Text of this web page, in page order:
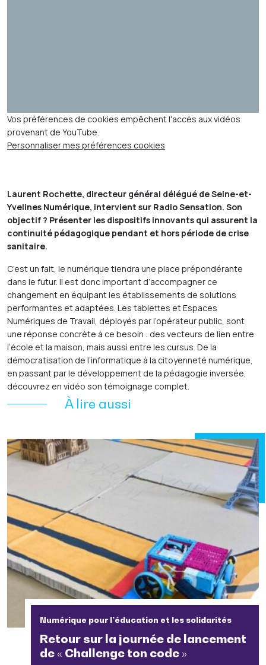
Vos préférences de cookies empêchent l'accès aux vidéos
provenant de YouTube.
Personnaliser mes préférences cookies
Laurent Rochette, directeur général délégué de Seine-et-
Yvelines Numérique, intervient sur Radio Sensation. Son
objectif ? Présenter les dispositifs innovants qui assurent la
continuité pédagogique pendant et hors période de crise
sanitaire.
C’est un fait, le numérique tiendra une place prépondérante
dans le futur. Il est donc important d’accompagner ce
changement en équipant les établissements de solutions
performantes et adaptées. Les tablettes et Espaces
Numériques de Travail, déployés par l’opérateur public, sont
une réponse concrète à ce besoin : des vecteurs de lien entre
l’école et la maison, mais aussi entre les cursus. De la
démocratisation de l’informatique à la citoyenneté numérique,
en passant par le développement de la pédagogie inversée,
découvrez en vidéo son témoignage complet.
À lire aussi
Numérique pour l’éducation et les solidarités
Retour sur la journée de lancement
de « Challenge ton code »